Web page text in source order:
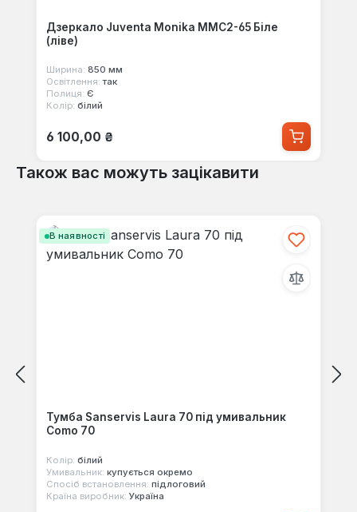
Дзеркало Juventa Monika MMC2-65 Біле
(ліве)
Ширина: 850 мм
Освітлення: так
Полиця: Є
Колір: білий
Звичайна ціна:
6 100,00 ₴
Також вас можуть зацікавити
В наявності
Тумба Sanservis Laura 70 під умивальник
Como 70
Колір: білий
Умивальник: купується окремо
Спосіб встановлення: підлоговий
Країна виробник: Україна